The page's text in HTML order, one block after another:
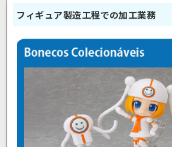
フィギュア製造工程での加工業務